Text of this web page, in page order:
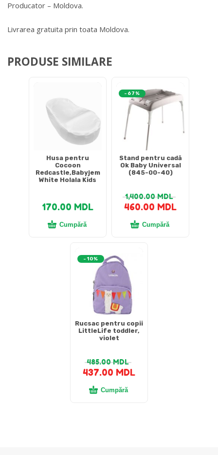
Producator – Moldova.
Livrarea gratuita prin toata Moldova.
PRODUSE SIMILARE
Husa pentru
Cocoon
Redcastle,Babyjem
White Holala Kids
170.00 MDL
Cumpără
-67%
Stand pentru cadă
Ok Baby Universal
(845-00-40)
1,400.00MDL
460.00 MDL
Cumpără
-10%
Rucsac pentru copii
LittleLife toddler,
violet
485.00MDL
437.00 MDL
Cumpără